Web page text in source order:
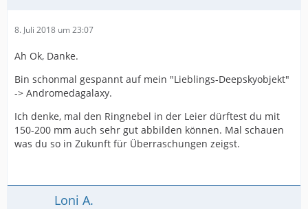
8. Juli 2018 um 23:07
Ah Ok, Danke.
Bin schonmal gespannt auf mein "Lieblings-Deepskyobjekt"
-> Andromedagalaxy.
Ich denke, mal den Ringnebel in der Leier dürftest du mit
150-200 mm auch sehr gut abbilden können. Mal schauen
was du so in Zukunft für Überraschungen zeigst.
Loni A.